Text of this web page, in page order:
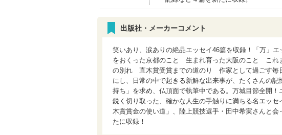
出版社・メーカーコメント
笑いあり、涙ありの絶品エッセイ46篇を収録！「万」
をおくった京都のこと 生まれ育った大阪のこと こ
の別れ 直木賞受賞までの道のり 作家として過ごす毎
にし、日常の中で起きる新鮮な出来事が、たくさんの
持ち」を求め、仏頂面で執筆中である。万城目節全開
鋭く切り取った、確かな人生の手触りに満ちる名エッ
木賞賞金の使い道」、陸上競技選手・田中希実さんと
たに収録！